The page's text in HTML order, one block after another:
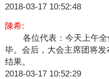
2018-03-17 10:52:48
陳希:
各位代表：今天上午
毕。会后，大会主席团将
结果。
2018-03-17 10:52:29